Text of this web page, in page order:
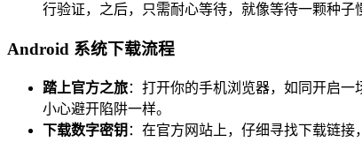
行验证，之后，只需耐心等待，就像等待一颗种子
Android 系统下载流程
踏上官方之旅：打开你的手机浏览器，如同开启
小心避开陷阱一样。
下载数字密钥 ：在官方网站上，仔细寻找下载链接